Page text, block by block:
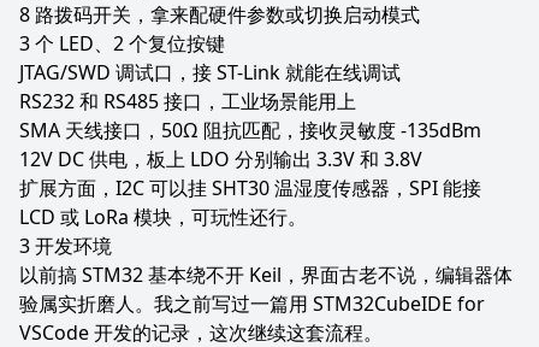
8 路拨码开关，拿来配硬件参数或切换启动模式
3 个 LED、2 个复位按键
JTAG/SWD 调试口，接 ST-Link 就能在线调试
RS232 和 RS485 接口，工业场景能用上
SMA 天线接口，50Ω 阻抗匹配，接收灵敏度 -135dBm
12V DC 供电，板上 LDO 分别输出 3.3V 和 3.8V
扩展方面，I2C 可以挂 SHT30 温湿度传感器，SPI 能接
LCD 或 LoRa 模块，可玩性还行。
开发环境
以前搞 STM32 基本绕不开 Keil，界面古老不说，编辑器体
验属实折磨人。我之前写过一篇用 STM32CubeIDE for
VSCode 开发的记录 ，这次继续这套流程。